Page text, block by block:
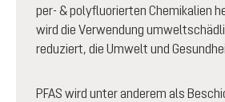
per- & polyfluorierten Chemikalien
wird die Verwendung
reduziert, die Umwelt und
PFAS wird unter anderem als